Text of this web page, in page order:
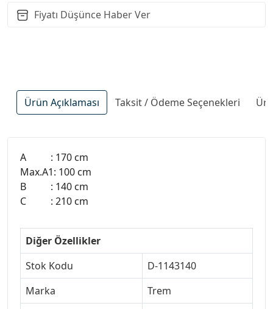
Fiyatı Düşünce Haber Ver
Ürün Açıklaması Taksit / Ödeme Seçenekleri
A : 170 cm
Max.A1: 100 cm
B : 140 cm
C : 210 cm
Diğer Özellikler
Stok Kodu
D-1143140
Marka
Trem